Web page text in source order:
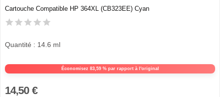
Cartouche Compatible HP 364XL (CB323EE) Cyan
Économisez 83,59 % par rapport à l'original
Quantité : 14.6 ml
14,50 €